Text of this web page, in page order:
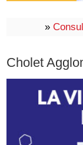
»
Cholet